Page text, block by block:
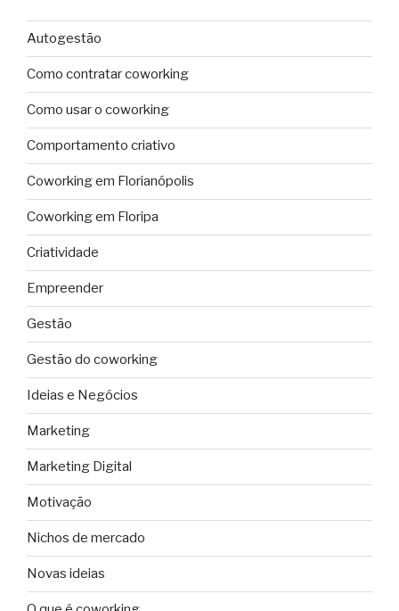
Autogestão
Como contratar coworking
Como usar o coworking
Comportamento criativo
Coworking em Florianópolis
Coworking em Floripa
Criatividade
Empreender
Gestão
Gestão do coworking
Ideias e Negócios
Marketing
Marketing Digital
Motivação
Nichos de mercado
Novas ideias